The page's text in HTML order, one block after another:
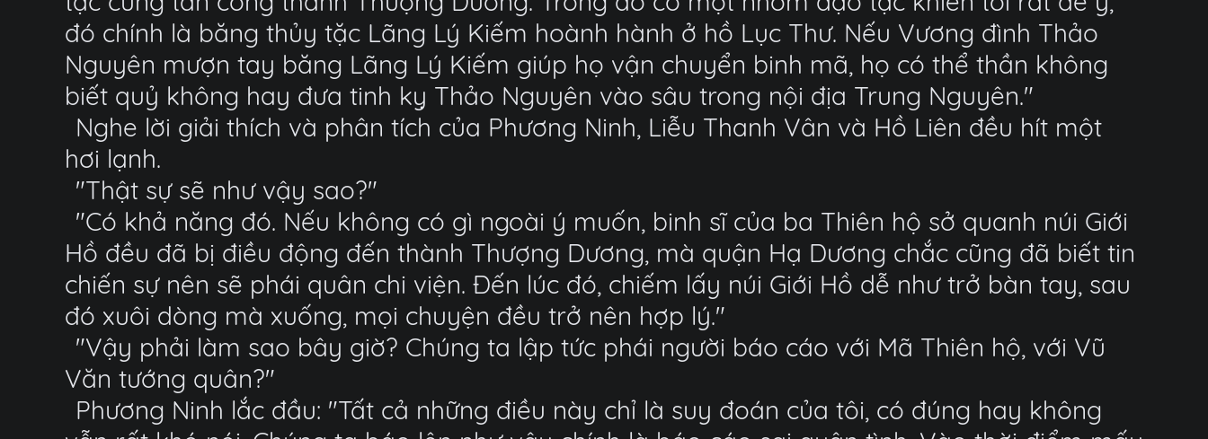
đó chính là băng thủy tặc Lãng Lý Kiếm hoành hành ở hồ Lục Thư. Nếu Vương đình Thảo
Nguyên mượn tay băng Lãng Lý Kiếm giúp họ vận chuyển binh mã, họ có thể thần không
biết quỷ không hay đưa tinh kỵ Thảo Nguyên vào sâu trong nội địa Trung Nguyên."
Nghe lời giải thích và phân tích của Phương Ninh, Liễu Thanh Vân và Hồ Liên đều hít một
hơi lạnh.
"Thật sự sẽ như vậy sao?"
"Có khả năng đó. Nếu không có gì ngoài ý muốn, binh sĩ của ba Thiên hộ sở quanh núi Giới
Hồ đều đã bị điều động đến thành Thượng Dương, mà quận Hạ Dương chắc cũng đã biết tin
chiến sự nên sẽ phái quân chi viện. Đến lúc đó, chiếm lấy núi Giới Hồ dễ như trở bàn tay, sau
đó xuôi dòng mà xuống, mọi chuyện đều trở nên hợp lý."
"Vậy phải làm sao bây giờ? Chúng ta lập tức phái người báo cáo với Mã Thiên hộ, với Vũ
Văn tướng quân?"
Phương Ninh lắc đầu: "Tất cả những điều này chỉ là suy đoán của tôi, có đúng hay không